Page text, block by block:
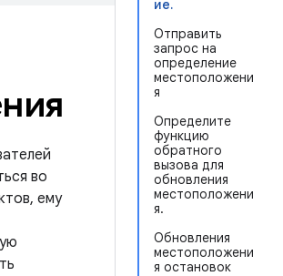
ие.
Отправить
запрос на
определение
местоположени
я
Определите
функцию
обратного
вызова для
обновления
местоположени
я.
Обновления
местоположени
я остановок
во
ему